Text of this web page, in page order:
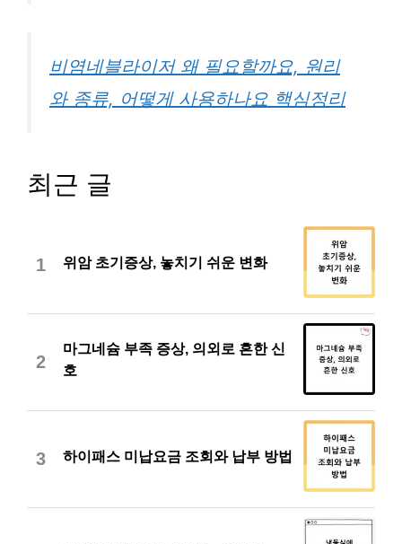
비염네블라이저 왜 필요할까요, 원리
와 종류, 어떻게 사용하나요 핵심정리
최근 글
1 위암 초기증상, 놓치기 쉬운 변화
2
마그네슘 부족 증상, 의외로 흔한 신
호
3 하이패스 미납요금 조회와 납부 방법